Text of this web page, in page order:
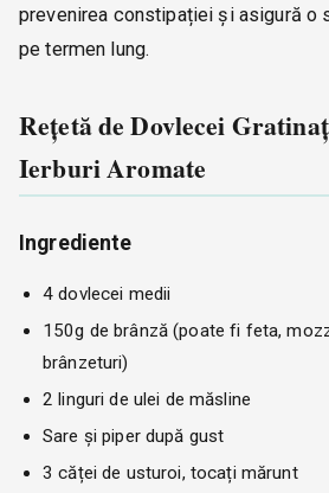
prevenirea constipației și asigură o
pe termen lung.
Rețetă de Dovlecei
Ierburi Aromate
Ingrediente
4 dovlecei medii
150g de brânză (poate fi feta,
brânzeturi)
2 linguri de ulei de măsline
Sare și piper după gust
3 căței de usturoi, tocați mărunt